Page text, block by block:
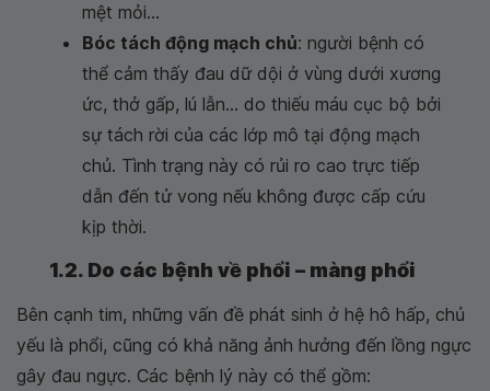
mệt mỏi...
Bóc tách động mạch chủ: người bệnh có
thể cảm thấy đau dữ dội ở vùng dưới xương
ức, thở gấp, lú lẫn... do thiếu máu cục bộ bởi
sự tách rời của các lớp mô tại động mạch
chủ. Tình trạng này có rủi ro cao trực tiếp
dẫn đến tử vong nếu không được cấp cứu
kịp thời.
1.2. Do các bệnh về phổi – màng phổi
Bên cạnh tim, những vấn đề phát sinh ở hệ hô hấp, chủ
yếu là phổi, cũng có khả năng ảnh hưởng đến lồng ngực
gây đau ngực. Các bệnh lý này có thể gồm: